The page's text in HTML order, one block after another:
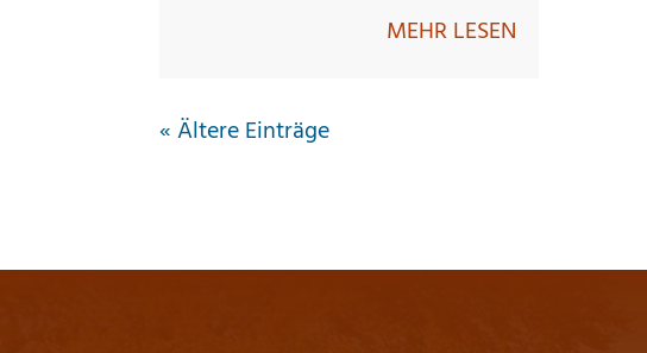
MEHR LESEN
« Ältere Einträge